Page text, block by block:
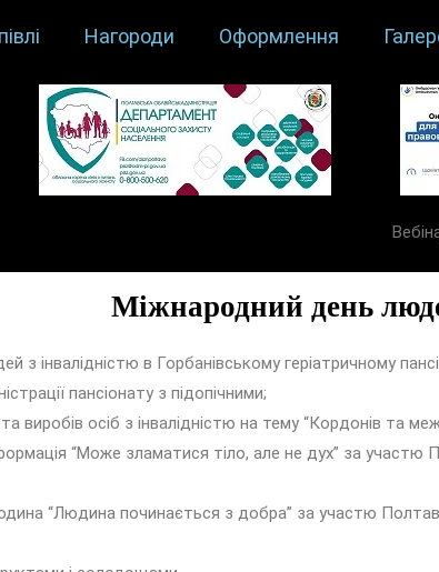
Нагороди Оформлення
Міжнародний день
в Горбанівському геріатричному
пансіонату з підопічними;
осіб з інвалідністю на тему “Кордонів та
“Може зламатися тіло, але не дух” за участю
“Людина починається з добра” за участю